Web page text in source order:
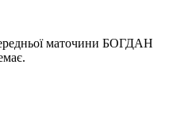
маточини БОГДАН